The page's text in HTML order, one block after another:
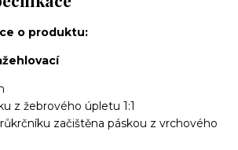
o produktu:
z žebrového úpletu 1:1
začištěna páskou z vrchového